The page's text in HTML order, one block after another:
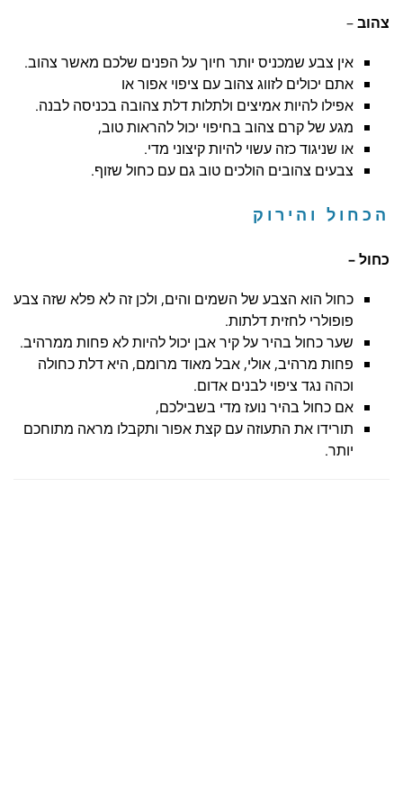
צהוב–
אין צבע שמכניס יותר חיוך על הפנים שלכם מאשר צהוב.
אתם יכולים לזווג צהוב עם ציפוי אפור או
אפילו להיות אמיצים ולתלות דלת צהובה בכניסה לבנה.
מגע של קרם צהוב בחיפוי יכול להראות טוב,
או שניגוד כזה עשוי להיות קיצוני מדי.
צבעים צהובים הולכים טוב גם עם כחול שזוף.
הכחול והירוק
כחול –
כחול הוא הצבע של השמים והים, ולכן זה לא פלא שזה צבע
פופולרי לחזית דלתות.
שער כחול בהיר על קיר אבן יכול להיות לא פחות ממרהיב.
פחות מרהיב, אולי, אבל מאוד מרומם, היא דלת כחולה
וכהה נגד ציפוי לבנים אדום.
אם כחול בהיר נועז מדי בשבילכם,
תורידו את התעוזה עם קצת אפור ותקבלו מראה מתוחכם
יותר.